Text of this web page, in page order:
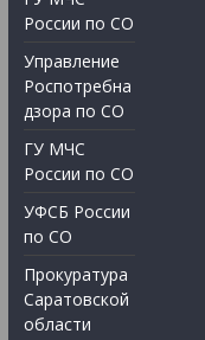
России по СО
Управление
Роспотребна
дзора по СО
ГУ МЧС
России по СО
УФСБ России
по СО
Прокуратура
Саратовской
области